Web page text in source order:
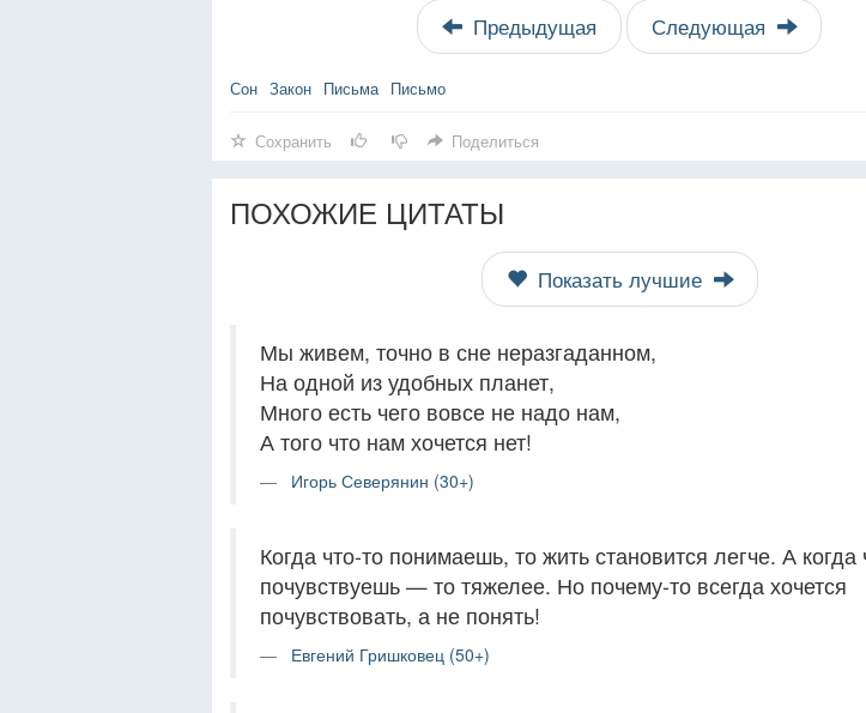
Предыдущая Следующая
Сон Закон Письма Письмо
Сохранить Поделиться
ПОХОЖИЕ ЦИТАТЫ
Показать лучшие
Мы живем, точно в сне неразгаданном,
На одной из удобных планет,
Много есть чего вовсе не надо нам,
А того что нам хочется нет! ​ ​
Игорь Северянин (30+)
Когда что-то понимаешь, то жить становится легче. А когда
почувствуешь — то тяжелее. Но почему-то всегда хочется
почувствовать, а не понять!
Евгений Гришковец (50+)